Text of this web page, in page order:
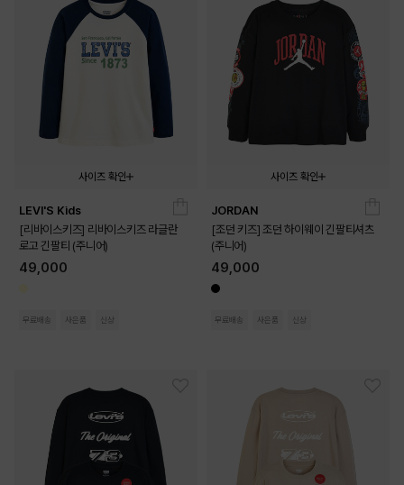
사이즈 확인
140
LEVI'S Kids
[리바이스키즈] 리바이스키즈 라글란
로고 긴팔티 (주니어)
49,000
무료배송 사은품 신상
사이즈 확인
JORDAN
[조던 키즈] 조던 하이웨이 긴팔티셔츠
(주니어)
49,000
무료배송 사은품 신상